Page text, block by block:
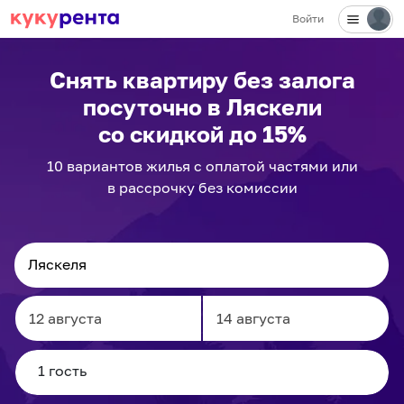
Войти
Снять квартиру без залога
посуточно в Ляскели
со скидкой до 15%
10 вариантовжилья с оплатой частями или
в рассрочку без комиссии
Navigate
forward
to
Navigate
to